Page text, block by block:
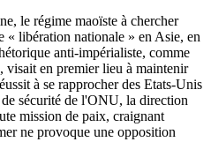
le régime maoïste à chercher
« libération nationale » en Asie, en
anti-impérialiste, comme
visait en premier lieu à maintenir
à se rapprocher des Etats-Unis
sécurité de l'ONU, la direction
mission de paix, craignant
ne provoque une opposition